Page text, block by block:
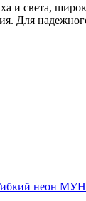
и света,
Для
неон